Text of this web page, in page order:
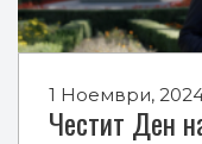
1 Ноември,
Честит Ден